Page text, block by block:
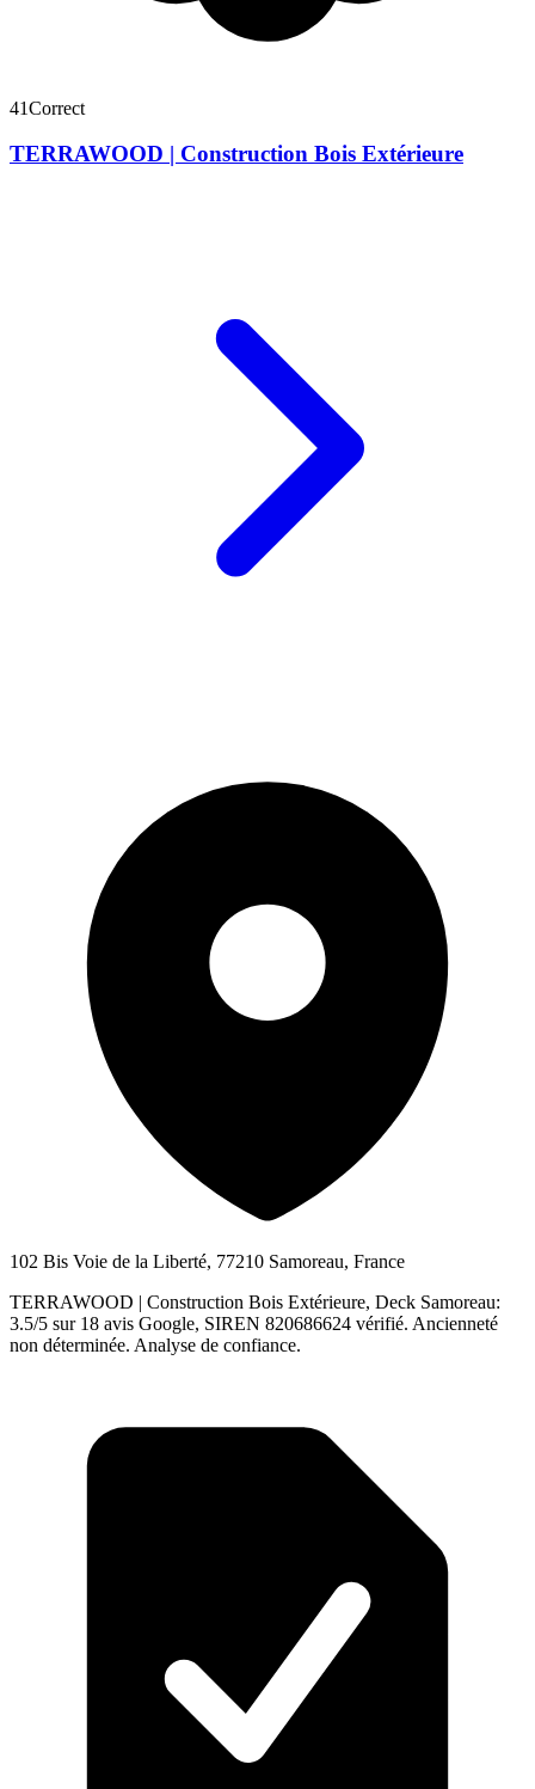
41Correct
TERRAWOOD | Construction Bois Extérieure
102 Bis Voie de la Liberté, 77210 Samoreau, France
TERRAWOOD | Construction Bois Extérieure, Deck Samoreau:
3.5/5 sur 18 avis Google, SIREN 820686624 vérifié. Ancienneté
non déterminée. Analyse de confiance.